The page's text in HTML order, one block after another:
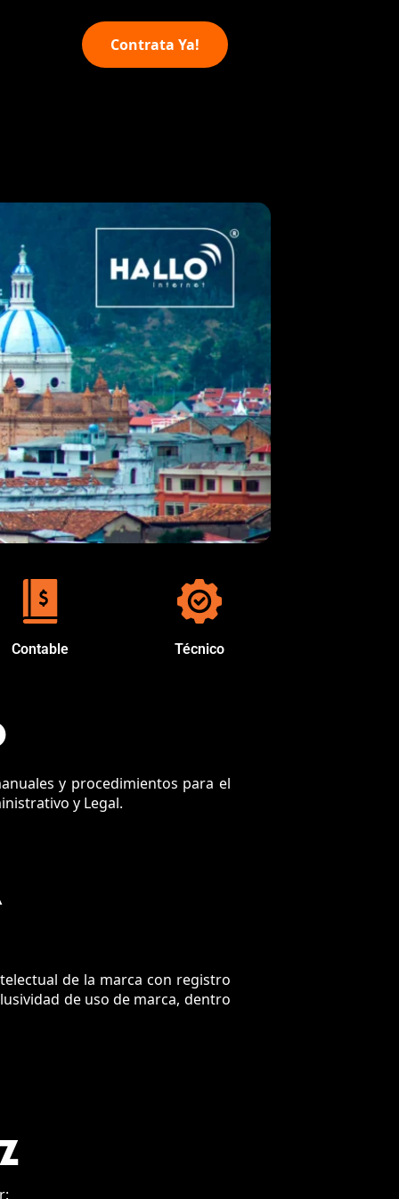
Contrata Ya!
Contable Técnico
y procedimientos para el
y Legal.
de la marca con registro
de uso de marca, dentro